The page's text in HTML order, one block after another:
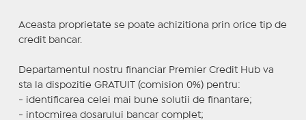
Aceasta proprietate se poate achizitiona prin orice tip de
credit bancar.
Departamentul nostru financiar Premier Credit Hub va
sta la dispozitie GRATUIT (comision 0%) pentru:
- identificarea celei mai bune solutii de finantare;
- intocmirea dosarului bancar complet;